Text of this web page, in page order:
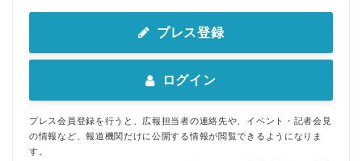
プレス登録
ログイン
プレス会員登録を行うと、広報担当者の連絡先や、イベント・記者会見
の情報など、報道機関だけに公開する情報が閲覧できるようになりま
す。